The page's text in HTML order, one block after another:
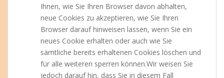
Ihnen, wie Sie Ihren Browser davon abhalten,
neue Cookies zu akzeptieren, wie Sie Ihren
Browser darauf hinweisen lassen, wenn Sie ein
neues Cookie erhalten oder auch wie Sie
sämtliche bereits erhaltenen Cookies löschen und
für alle weiteren sperren können.Wir weisen Sie
jedoch darauf hin, dass Sie in diesem Fall